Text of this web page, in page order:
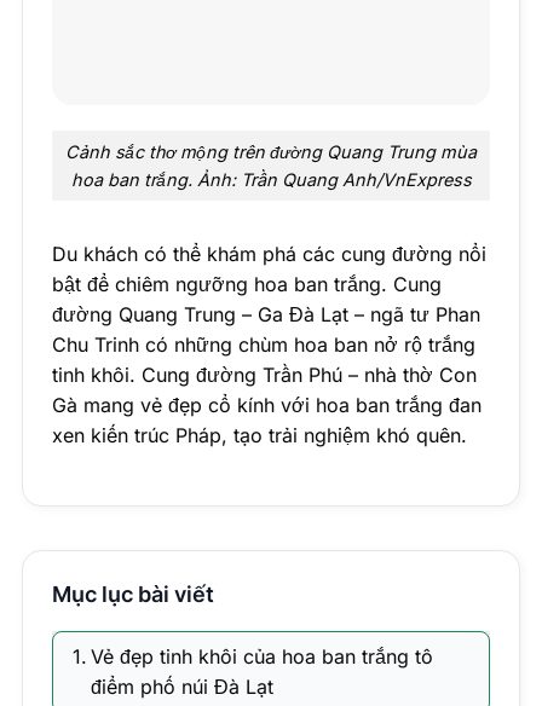
Cảnh sắc thơ mộng trên đường Quang Trung mùa
hoa ban trắng. Ảnh: Trần Quang Anh/VnExpress
Du khách có thể khám phá các cung đường nổi
bật để chiêm ngưỡng hoa ban trắng. Cung
đường Quang Trung – Ga Đà Lạt – ngã tư Phan
Chu Trinh có những chùm hoa ban nở rộ trắng
tinh khôi. Cung đường Trần Phú – nhà thờ Con
Gà mang vẻ đẹp cổ kính với hoa ban trắng đan
xen kiến trúc Pháp, tạo trải nghiệm khó quên.
Mục lục bài viết
Vẻ đẹp tinh khôi của hoa ban trắng tô
điểm phố núi Đà Lạt